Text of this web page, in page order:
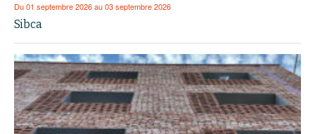
Du 01 septembre 2026 au 03 septembre 2026
Sibca